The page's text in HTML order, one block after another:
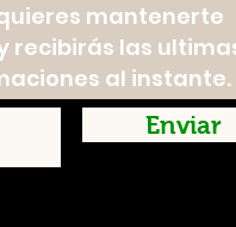
mantenerte
recibirás las
al instante.
Enviar